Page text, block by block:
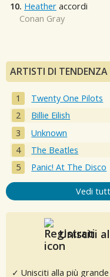
10. Heather accordi
Conan Gray
ARTISTI DI TENDENZA
Twenty One Pilots
Billie Eilish
Unknown
The Beatles
Panic! At The Disco
Vedi
Unisciti
✓ Unisciti alla più